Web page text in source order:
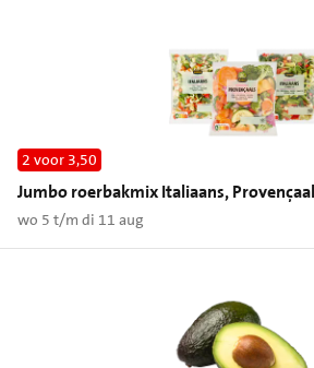
2 voor 3,50
Jumbo roerbakmix Italiaans,
wo 5 t/m di 11 aug